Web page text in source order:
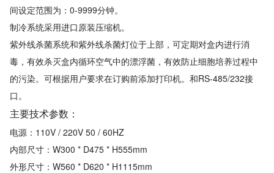
磁力加热板
玻璃气流烘干器
干燥培养两用箱
二氧化碳细胞培养箱
LC光照培养箱
MC霉菌培养箱
BC生化培养箱
间设定范围为：0-9999分钟。
制冷系统采用进口原装压缩机。
紫外线杀菌系统和紫外线杀菌灯位于上部，可定期对盒内进行消
毒，有效杀灭盒内循环空气中的漂浮菌，有效防止细胞培养过程中
的污染。可根据用户要求在订购前添加打印机。和RS-485/232接
口。
主要技术参数：
电源：110V / 220V 50 / 60HZ
内部尺寸：W300 * D475 * H555mm
外形尺寸：W560 * D620 * H1115mm